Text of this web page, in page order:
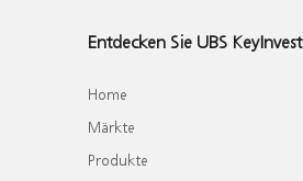
Entdecken Sie UBS KeyInvest
Home
Märkte
Produkte